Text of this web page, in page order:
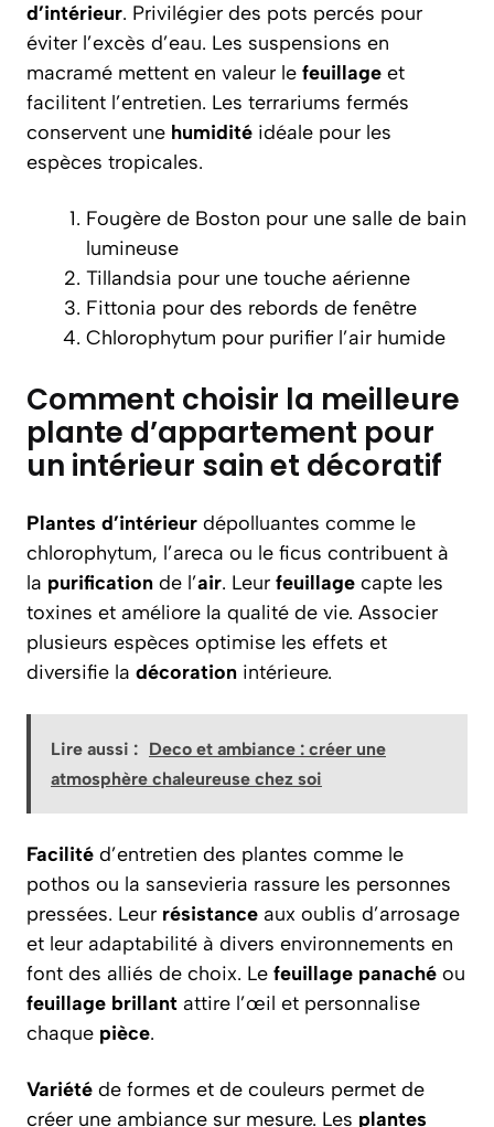
d’intérieur. Privilégier des pots percés pour
éviter l’excès d’eau. Les suspensions en
macramé mettent en valeur le feuillage et
facilitent l’entretien. Les terrariums fermés
conservent une humidité idéale pour les
espèces tropicales.
Fougère de Boston pour une salle de bain
lumineuse
Tillandsia pour une touche aérienne
Fittonia pour des rebords de fenêtre
Chlorophytum pour purifier l’air humide
Comment choisir la meilleure
plante d’appartement pour
un intérieur sain et décoratif
Plantes d’intérieur dépolluantes comme le
chlorophytum, l’areca ou le ficus contribuent à
la purification de l’air. Leur feuillage capte les
toxines et améliore la qualité de vie. Associer
plusieurs espèces optimise les effets et
diversifie la décoration intérieure.
Lire aussi : Deco et ambiance : créer une
atmosphère chaleureuse chez soi
Facilité d’entretien des plantes comme le
pothos ou la sansevieria rassure les personnes
pressées. Leur résistance aux oublis d’arrosage
et leur adaptabilité à divers environnements en
font des alliés de choix. Le feuillage panaché ou
feuillage brillant attire l’œil et personnalise
chaque pièce.
Variété de formes et de couleurs permet de
créer une ambiance sur mesure. Les plantes